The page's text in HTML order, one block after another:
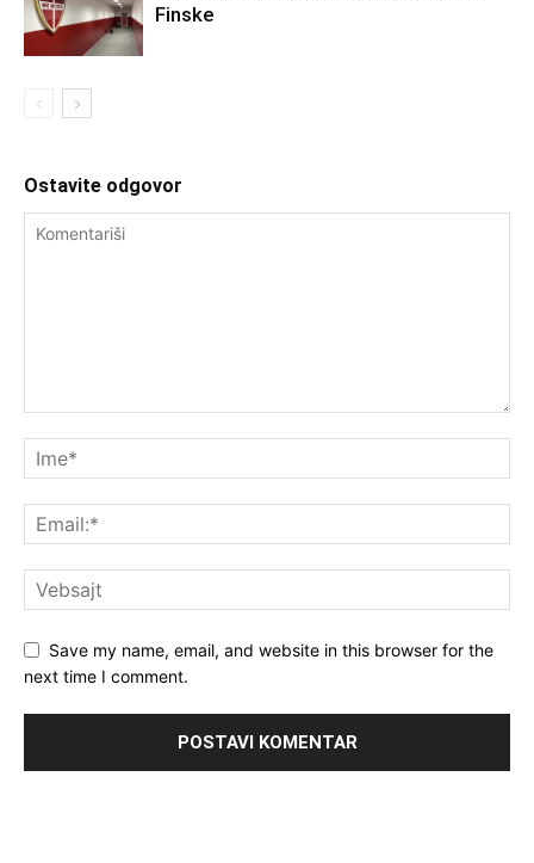
Finske
Ostavite odgovor
Save my name, email, and website in this browser for the
next time I comment.